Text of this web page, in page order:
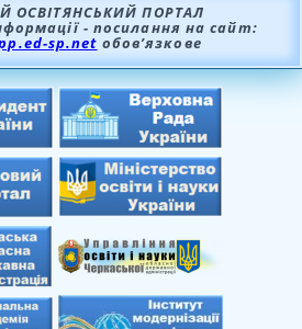
ОСВІТЯНСЬКИЙ ПОРТАЛ
- посилання на сайт:
sp.net обов’язкове